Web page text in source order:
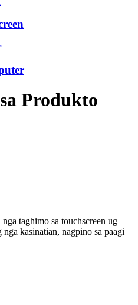
Produkto
taghimo sa touchscreen ug
kasinatian, nagpino sa paagi